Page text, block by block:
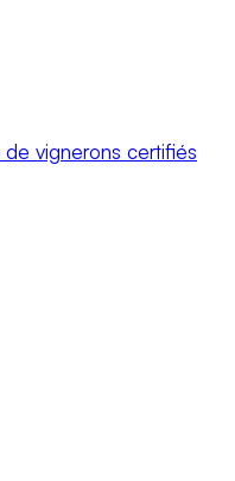
vignerons certifiés